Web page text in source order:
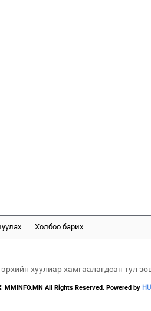
Холбоо барих
хуулиар хамгаалагдсан тул
MMINFO.MN All Rights Reserved. Powered by